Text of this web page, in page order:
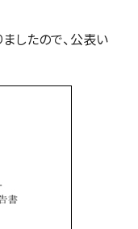
したので、公表い